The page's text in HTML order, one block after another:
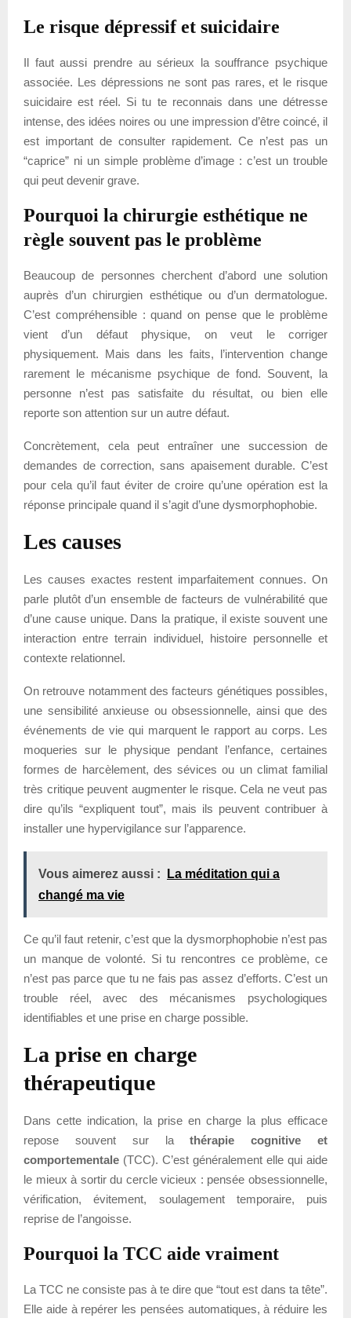
Le risque dépressif et suicidaire
Il faut aussi prendre au sérieux la souffrance psychique
associée. Les dépressions ne sont pas rares, et le risque
suicidaire est réel. Si tu te reconnais dans une détresse
intense, des idées noires ou une impression d’être coincé, il
est important de consulter rapidement. Ce n’est pas un
“caprice” ni un simple problème d’image : c’est un trouble
qui peut devenir grave.
Pourquoi la chirurgie esthétique ne
règle souvent pas le problème
Beaucoup de personnes cherchent d’abord une solution
auprès d’un chirurgien esthétique ou d’un dermatologue.
C’est compréhensible : quand on pense que le problème
vient d’un défaut physique, on veut le corriger
physiquement. Mais dans les faits, l’intervention change
rarement le mécanisme psychique de fond. Souvent, la
personne n’est pas satisfaite du résultat, ou bien elle
reporte son attention sur un autre défaut.
Concrètement, cela peut entraîner une succession de
demandes de correction, sans apaisement durable. C’est
pour cela qu’il faut éviter de croire qu’une opération est la
réponse principale quand il s’agit d’une dysmorphophobie.
Les causes
Les causes exactes restent imparfaitement connues. On
parle plutôt d’un ensemble de facteurs de vulnérabilité que
d’une cause unique. Dans la pratique, il existe souvent une
interaction entre terrain individuel, histoire personnelle et
contexte relationnel.
On retrouve notamment des facteurs génétiques possibles,
une sensibilité anxieuse ou obsessionnelle, ainsi que des
événements de vie qui marquent le rapport au corps. Les
moqueries sur le physique pendant l’enfance, certaines
formes de harcèlement, des sévices ou un climat familial
très critique peuvent augmenter le risque. Cela ne veut pas
dire qu’ils “expliquent tout”, mais ils peuvent contribuer à
installer une hypervigilance sur l’apparence.
Vous aimerez aussi :
La méditation qui a
changé ma vie
Ce qu’il faut retenir, c’est que la dysmorphophobie n’est pas
un manque de volonté. Si tu rencontres ce problème, ce
n’est pas parce que tu ne fais pas assez d’efforts. C’est un
trouble réel, avec des mécanismes psychologiques
identifiables et une prise en charge possible.
La prise en charge
thérapeutique
Dans cette indication, la prise en charge la plus efficace
repose souvent sur lathérapie cognitive et
comportementale (TCC). C’est généralement elle qui aide
le mieux à sortir du cercle vicieux : pensée obsessionnelle,
vérification, évitement, soulagement temporaire, puis
reprise de l’angoisse.
Pourquoi la TCC aide vraiment
La TCC ne consiste pas à te dire que “tout est dans ta tête”.
Elle aide à repérer les pensées automatiques, à réduire les